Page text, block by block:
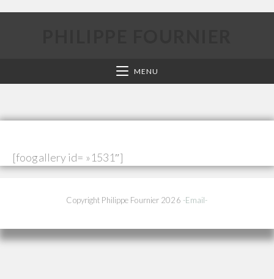
MENU
[foogallery id= »1531″]
Copyright Philippe Fournier 2026 -Email-